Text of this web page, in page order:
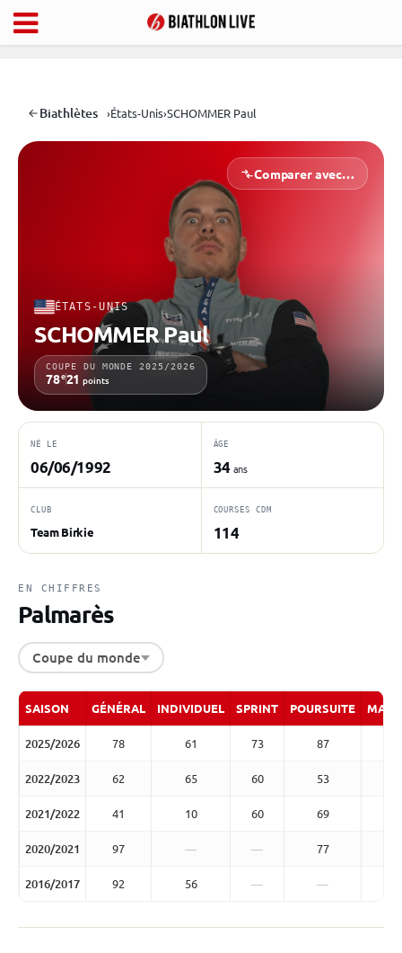
Biathlètes ›États-Unis›SCHOMMER Paul
ÉTATS-UNIS
SCHOMMER Paul
COUPE DU MONDE 2025/2026
78e21 points
Comparer avec…
NÉ LE
06/06/1992
ÂGE
34 ans
CLUB
Team Birkie
COURSES CDM
114
EN CHIFFRES
Palmarès
Coupe du monde
SAISON GÉNÉRAL INDIVIDUEL SPRINT POURSUITE
2025/2026 78 61 73 87
2022/2023 62 65 60 53
2021/2022 41 10 60 69
2020/2021 97 — — 77
2016/2017 92 56 — —